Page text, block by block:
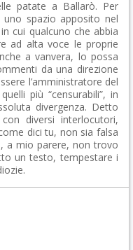
patate a Ballarò. Per
spazio apposito nel
cui qualcuno che abbia
ad alta voce le proprie
a vanvera, lo possa
da una direzione
l’amministratore del
più “censurabili”, in
divergenza. Detto
diversi interlocutori,
dici tu, non sia falsa
a mio parere, non trovo
un testo, tempestare i